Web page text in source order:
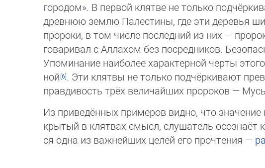
го­ро­дом». В первой клятве не только
древнюю землю Палестины, где эти деревья
пророки, в том числе последний из них —
говаривал с Аллахом без посредников.
Упоминание наиболее характерной черты
ной
. Эти клятвы не только подчёркивают
прав­ди­вость трёх величайших пророков —
Из приведённых примеров видно, что
кры­тый в клятвах смысл, слушатель осознаёт
ся одна из важнейших целей его прочтения —